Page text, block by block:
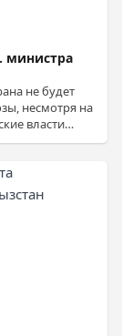
министра
не будет
несмотря на
власти
и